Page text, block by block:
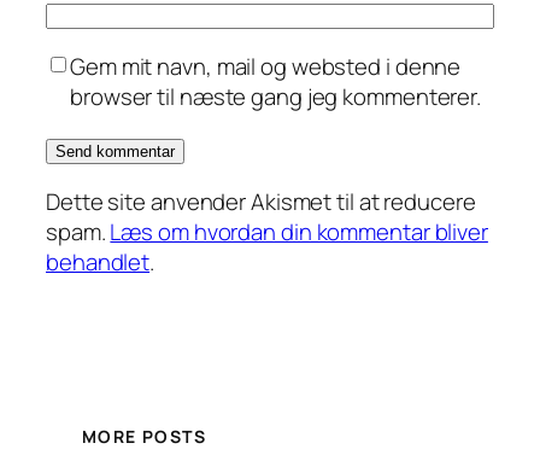
Gem mit navn, mail og websted i denne
browser til næste gang jeg kommenterer.
Dette site anvender Akismet til at reducere
spam.Læs om hvordan din kommentar bliver
behandlet.
MORE POSTS